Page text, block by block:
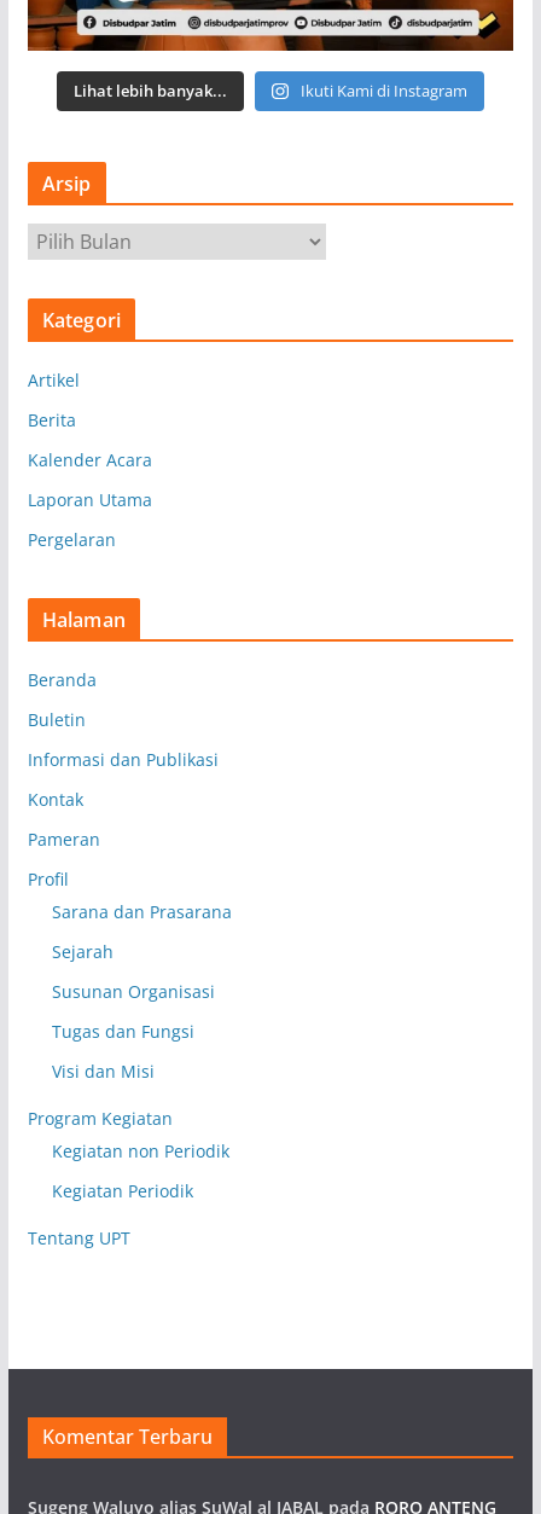
Lihat lebih banyak... Ikuti Kami di Instagram
Arsip
r
s
Kategori
Artikel
Berita
Kalender Acara
Laporan Utama
Pergelaran
Halaman
Beranda
Buletin
Informasi dan Publikasi
Kontak
Pameran
Profil
Sarana dan Prasarana
Sejarah
Susunan Organisasi
Tugas dan Fungsi
Visi dan Misi
Program Kegiatan
Kegiatan non Periodik
Kegiatan Periodik
Tentang UPT
Komentar Terbaru
Sugeng Waluyo alias SuWal al JABAL pada RORO ANTENG